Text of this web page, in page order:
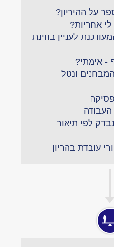
על ההיריון?
לי אחריות?
לעניין בחינת
- אימתי?
ונטל
לפי תיאור
עובדת בהריון